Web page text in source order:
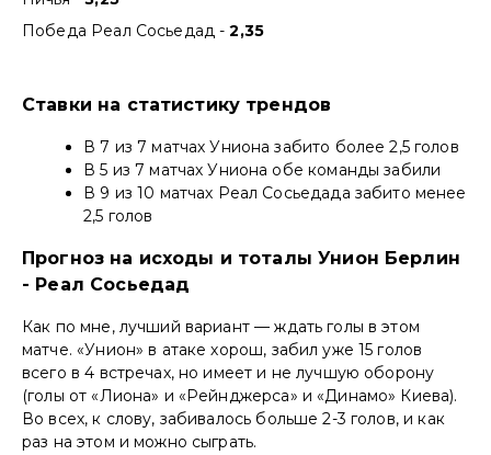
Победа Реал Сосьедад -2,35
Ставки на статистику трендов
В 7 из 7 матчах Униона забито более 2,5 голов
В 5 из 7 матчах Униона обе команды забили
В 9 из 10 матчах Реал Сосьедада забито менее
2,5 голов
Прогноз на исходы и тоталы Унион Берлин
- Реал Сосьедад
Как по мне, лучший вариант — ждать голы в этом
матче. «Унион» в атаке хорош, забил уже 15 голов
всего в 4 встречах, но имеет и не лучшую оборону
(голы от «Лиона» и «Рейнджерса» и «Динамо» Киева).
Во всех, к слову, забивалось больше 2-3 голов, и как
раз на этом и можно сыграть.